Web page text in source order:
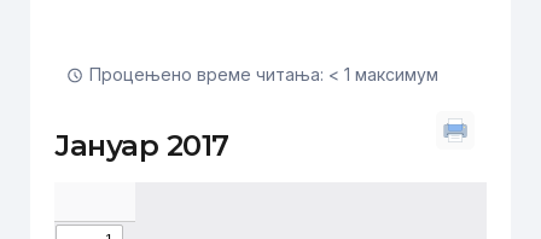
Процењено време читања: < 1 максимум
Јануар 2017